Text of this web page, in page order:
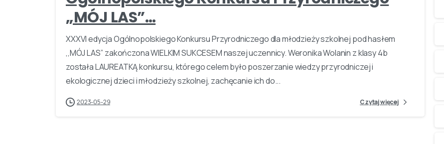
„MÓJ LAS”…
XXXVI edycja Ogólnopolskiego Konkursu Przyrodniczego dla młodzieży szkolnej pod hasłem
,,MÓJ LAS’’ zakończona WIELKIM SUKCESEM naszej uczennicy. Weronika Wolanin z klasy 4b
została LAUREATKĄ konkursu, którego celem było poszerzanie wiedzy przyrodniczej i
ekologicznej dzieci i młodzieży szkolnej, zachęcanie ich do...
2023-05-29 Czytaj więcej